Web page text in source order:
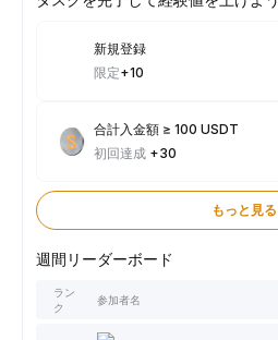
新規登録
限定+10
合計入金額 ≥ 100 USDT
初回達成 +30
もっと見る
週間リーダーボード
ラン
ク
参加者名